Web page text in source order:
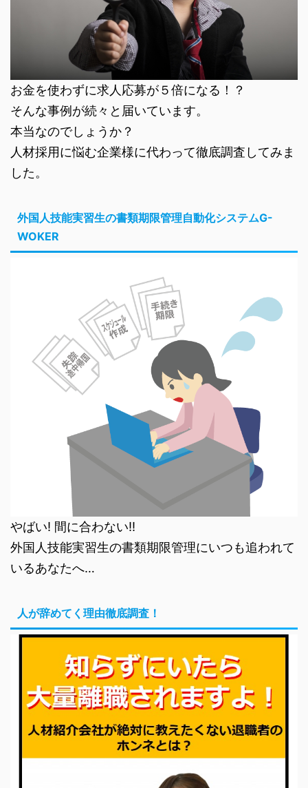
お金を使わずに求人応募が５倍になる！？
そんな事例が続々と届いています。
本当なのでしょうか？
人材採用に悩む企業様に代わって徹底調査してみま
した。
外国人技能実習生の書類期限管理自動化システムG-
WOKER
やばい! 間に合わない!!
外国人技能実習生の書類期限管理にいつも追われて
いるあなたへ…
人が辞めてく理由徹底調査！